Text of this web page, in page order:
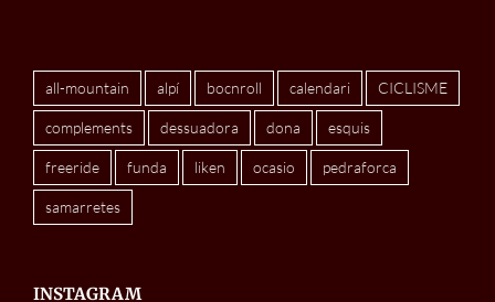
all-mountain alpí bocnroll calendari CICLISME
complements dessuadora dona esquis
freeride funda liken ocasio pedraforca
samarretes
INSTAGRAM